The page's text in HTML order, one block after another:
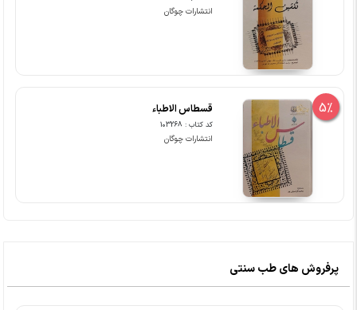
انتشارات چوگان
5% قسطاس الاطباء
کد کتاب : 103268
انتشارات چوگان
پرفروش های طب سنتی